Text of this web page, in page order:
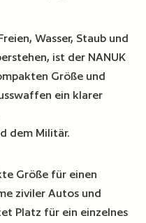
Wasser, Staub und
ist der NANUK
Größe und
ein klarer
dem Militär.
Größe für einen
ziviler Autos und
Platz für ein einzelnes